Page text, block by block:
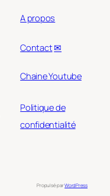
A propos
Contact✉
Chaine Youtube
Politique de
confidentialité
Propulsé parWordPress